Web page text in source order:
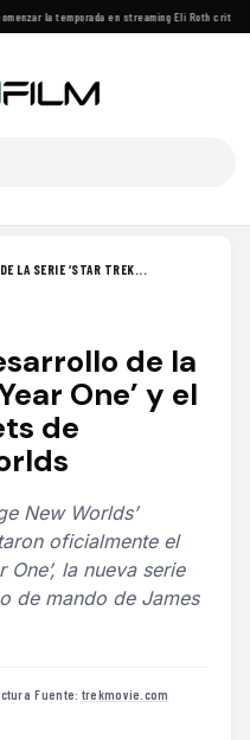
la temporada en streaming·Eli Roth critica
LA SERIE ‘STAR TREK...
de la
One’ y el
de
New Worlds’
oficialmente el
la nueva serie
de mando de James
·Fuente: trekmovie.com